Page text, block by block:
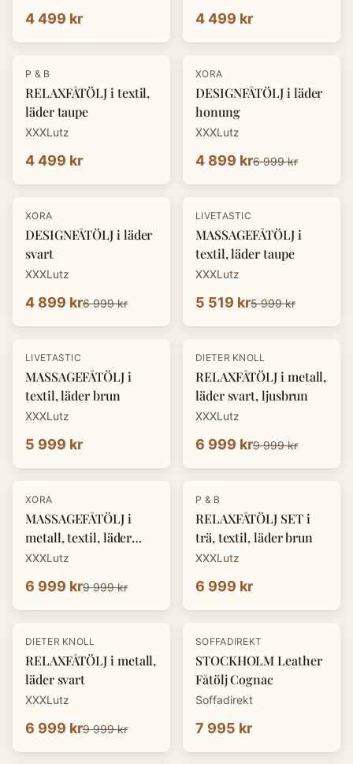
4 499 kr 4 499 kr
P & B
RELAXFÅTÖLJ i textil,
läder taupe
XXXLutz
4 499 kr
-30%
XORA
DESIGNFÅTÖLJ i läder
honung
XXXLutz
4 899 kr6 999 kr
-30%
XORA
DESIGNFÅTÖLJ i läder
svart
XXXLutz
4 899 kr6 999 kr
- 8%
LIVETASTIC
MASSAGEFÅTÖLJ i
textil, läder taupe
XXXLutz
5 519 kr5 999 kr
LIVETASTIC
MASSAGEFÅTÖLJ i
textil, läder brun
XXXLutz
5 999 kr
-30%
DIETER KNOLL
RELAXFÅTÖLJ i metall,
läder svart, ljusbrun
XXXLutz
6 999 kr9 999 kr
-30%
XORA
MASSAGEFÅTÖLJ i
metall, textil, läder
mörkgrå
XXXLutz
6 999 kr9 999 kr
P & B
RELAXFÅTÖLJ SET i
trä, textil, läder brun
XXXLutz
6 999 kr
-30%
DIETER KNOLL
RELAXFÅTÖLJ i metall,
läder svart
XXXLutz
6 999 kr9 999 kr
SOFFADIREKT
STOCKHOLM Leather
Fåtölj Cognac
Soffadirekt
7 995 kr